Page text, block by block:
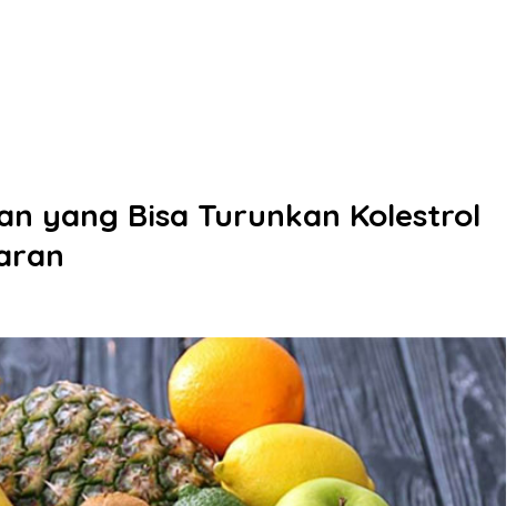
yang Bisa Turunkan Kolestrol